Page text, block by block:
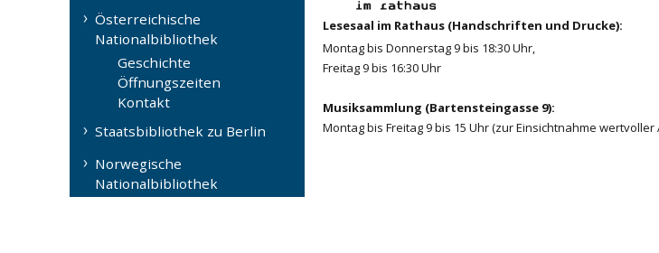
Österreichische
Nationalbibliothek
Geschichte
Öffnungszeiten
Kontakt
Staatsbibliothek zu Berlin
Norwegische
Nationalbibliothek
Lesesaal im Rathaus (Handschriften und Drucke):
Montag bis Donnerstag 9 bis 18:30 Uhr,
Freitag 9 bis 16:30 Uhr
Musiksammlung (Bartensteingasse 9):
Montag bis Freitag 9 bis 15 Uhr (zur Einsichtnahme